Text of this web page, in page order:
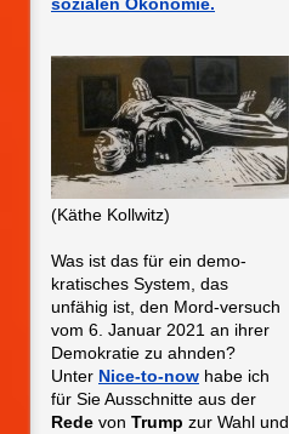
(Käthe Kollwitz)
Was ist das für ein demo-
kratisches System, das
unfähig ist, den Mord-versuch
vom 6. Januar 2021 an ihrer
Demokratie zu ahnden?
Unter Nice-to-now habe ich
für Sie Ausschnitte aus der
Rede von Trump zur Wahl und